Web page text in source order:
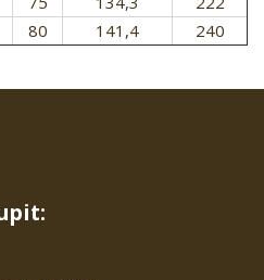
80 141,4 240